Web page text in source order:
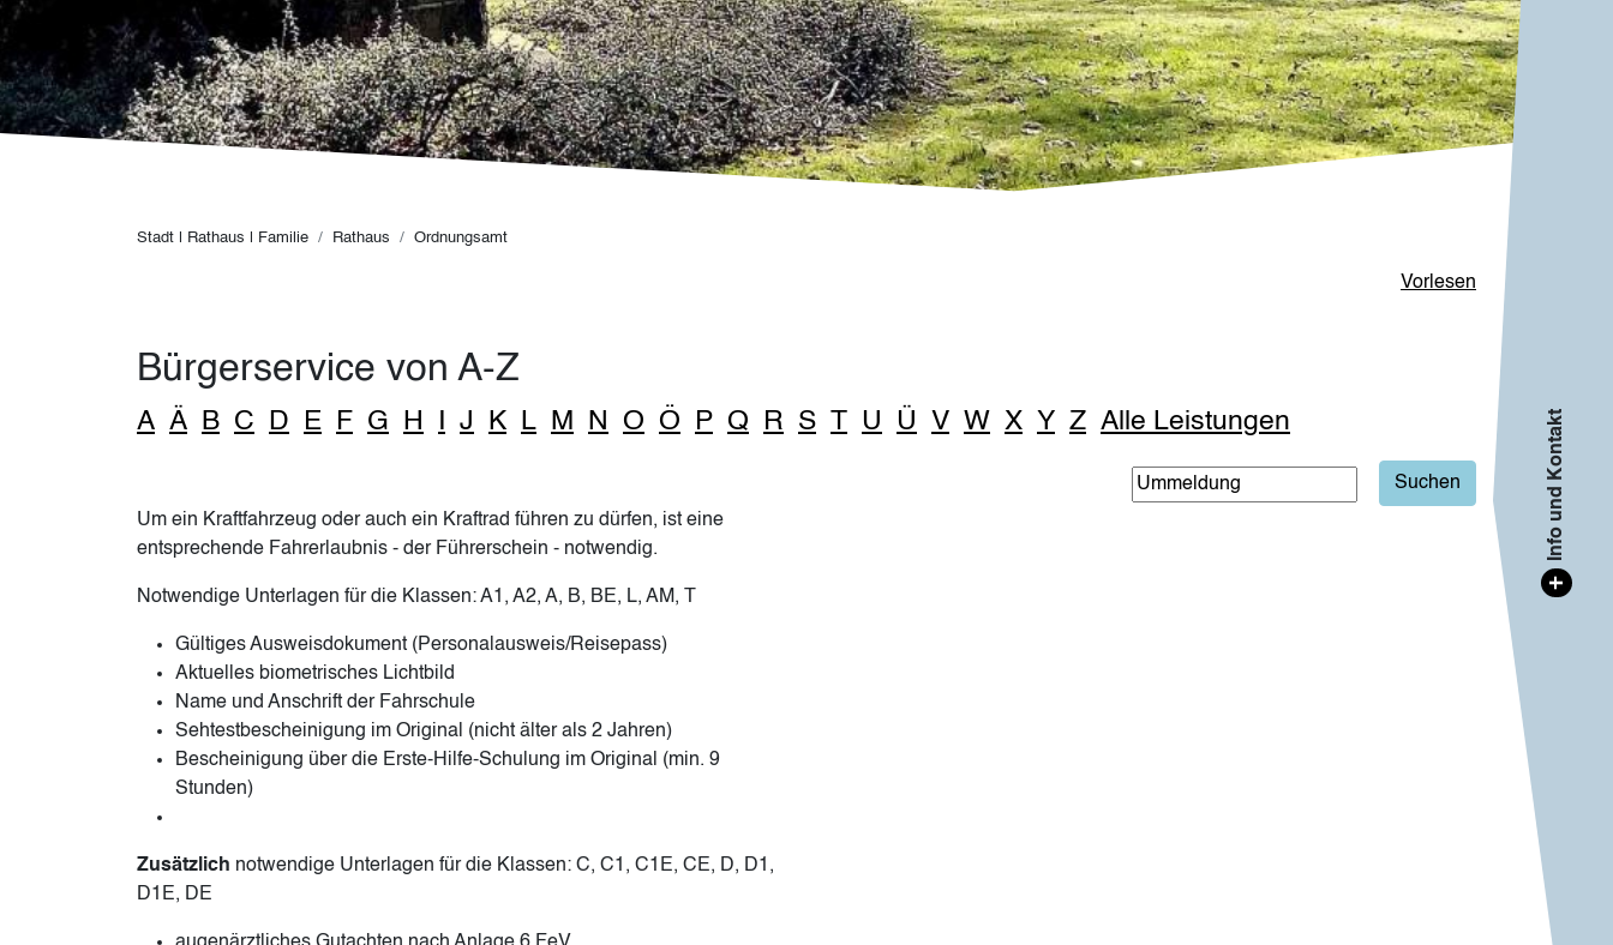
Pfadnavigation
Stadt | Rathaus | Familie Rathaus Ordnungsamt
Vorlesen
Bürgerservice von A-Z
A Ä B C D E F G H J K L M N O Ö P Q R S T U Ü V W X Y Z Alle Leistungen
Um ein Kraftfahrzeug oder auch ein Kraftrad führen zu dürfen, ist eine
entsprechende Fahrerlaubnis - der Führerschein - notwendig.
Notwendige Unterlagen für die Klassen: A1, A2, A, B, BE, L, AM, T
Gültiges Ausweisdokument (Personalausweis/Reisepass)
Aktuelles biometrisches Lichtbild
Name und Anschrift der Fahrschule
Sehtestbescheinigung im Original (nicht älter als 2 Jahren)
Bescheinigung über die Erste-Hilfe-Schulung im Original (min. 9
Stunden)
Zusätzlich notwendige Unterlagen für die Klassen: C, C1, C1E, CE, D, D1,
D1E, DE
+
Info und Kontakt